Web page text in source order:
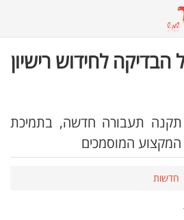
לחידוש רישיון
תעבורה חדשה, בתמיכת
המקצוע המוסמכים
חדשות